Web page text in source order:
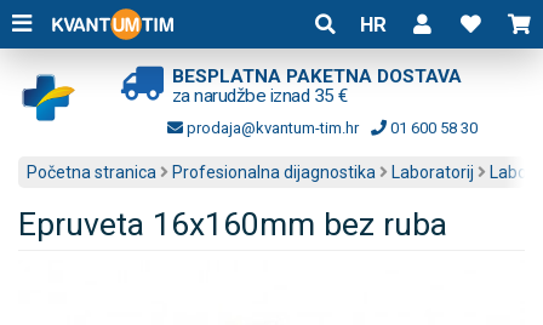
HR
BESPLATNA PAKETNA DOSTAVA
za narudžbe iznad 35 €
prodaja@kvantum-tim.hr 01 600 58 30
Početna stranica Profesionalna dijagnostika Laboratorij
Epruveta 16x160mm bez ruba